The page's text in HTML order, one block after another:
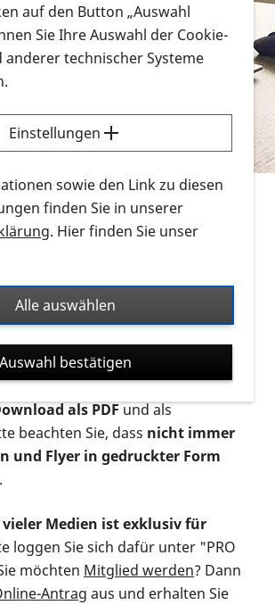
in verschiedenen
Ort
wie Sie nach Infonmaterial
bestellen bzw. herunterladen
Sie sich dieErklärvideos zum
auf der PRO RETINA-Website
Menschen an.
finden Sie sämtliches Infomaterial
Formatfilter, um ausschließlich
Broschüren, Audios oder Videos zu
Flyer und Broschüren werden in
angeboten: zur
als gedruckte Variante
als PDFund als
beachten Sie, dass nicht immer
und Flyer in gedruckter Form
Medien ist exklusiv für
loggen Sie sich dafür unter "PRO
möchten Mitglied werden? Dann
Antrag aus und erhalten Sie
auf den Button „Auswahl
Sie Ihre Auswahl der Cookie-
anderer technischer Systeme
Einstellungen
sowie den Link zu diesen
finden Sie in unserer
. Hier finden Sie unser
Alle auswählen
Auswahl bestätigen